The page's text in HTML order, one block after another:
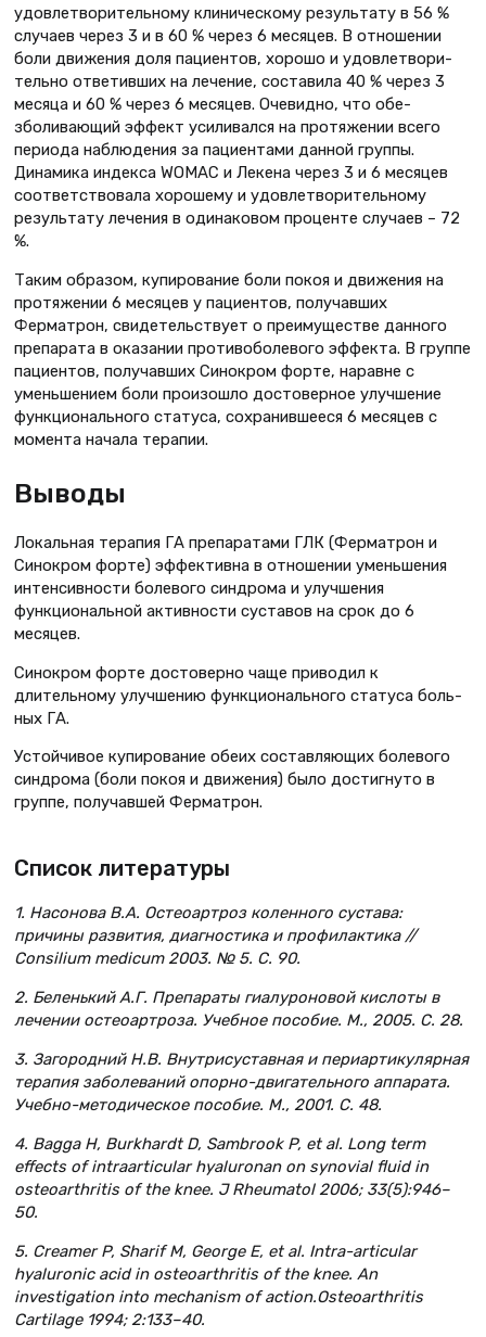
удовлетворительному клиническому результату в 56 %
слу­чаев через 3 и в 60 % через 6 месяцев. В отношении
боли движения доля пациентов, хорошо и удовлетвори­
тельно ответивших на лечение, соста­вила 40 % через 3
месяца и 60 % через 6 месяцев. Очевидно, что обе­
зболивающий эффект усиливался на протяжении всего
периода наблюде­ния за пациентами данной группы.
Динамика индекса WOMAC и Лекена через 3 и 6 месяцев
соответствова­ла хорошему и удовлетворительному
результату лечения в одинаковом про­центе случаев – 72
%.
Таким образом, купирование боли покоя и движения на
протяжении 6 месяцев у пациентов, получавших
Ферматрон, свидетельствует о преиму­ществе данного
препарата в оказании противоболевого эффекта. В груп­пе
пациентов, получавших Синокром форте, наравне с
уменьшением боли произошло достоверное улучшение
функционального статуса, сохранивше­еся 6 месяцев с
момента начала терапии.
Выводы
Локальная терапия ГА препаратами ГЛК (Ферматрон и
Синокром форте) эффективна в отношении уменьшения
интенсивности болевого синдрома и улучшения
функциональной активно­сти суставов на срок до 6
месяцев.
Синокром форте достоверно чаще приводил к
длительному улучше­нию функционального статуса боль­
ных ГА.
Устойчивое купирование обеих составляющих болевого
синдрома (боли покоя и движения) было достиг­нуто в
группе, получавшей Ферма­трон.
Список литературы
1. Насонова В.А. Остеоартроз коленного сустава:
причины развития, диагностика и профилактика //
Consilium medicum 2003. № 5. С. 90.
2. Беленький А.Г. Препараты гиалуроновой кислоты в
лечении остеоартроза. Учебное пособие. М., 2005. С. 28.
3. Загородний Н.В. Внутрисуставная и периартикулярная
терапия заболеваний опорно-двигательного аппарата.
Учебно-методическое пособие. М., 2001. С. 48.
4. Bagga H, Burkhardt D, Sambrook P, et al. Long term
effects of intraarticular hyaluronan on synovial fluid in
osteoarthritis of the knee. J Rheumatol 2006; 33(5):946–
50.
5. Creamer P, Sharif M, George E, et al. Intra-articular
hyaluronic acid in osteoarthritis of the knee. An
investigation into mechanism of action.Osteoarthritis
Cartilage 1994; 2:133–40.